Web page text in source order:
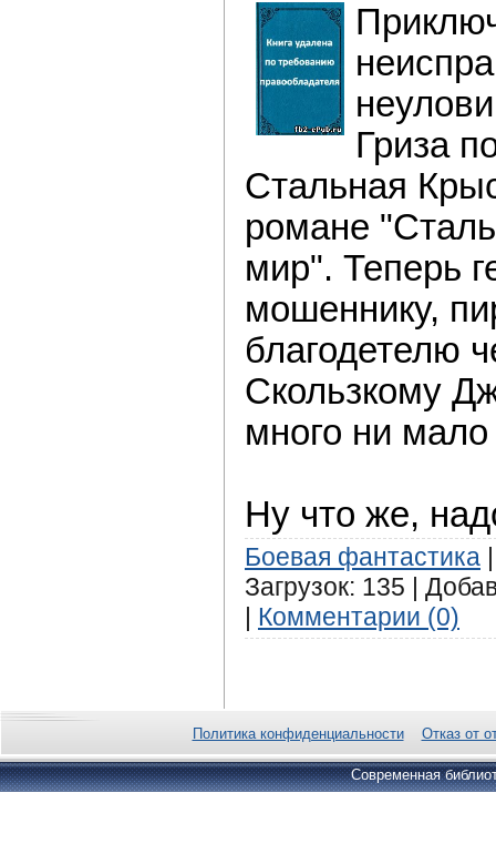
Гриза
Стальная
романе
мир". Теперь
мошеннику,
благодетелю
Скользкому
много ни
Ну что же,
Боевая фантастика
Загрузок: 135 |
| Комментарии (0)
Политика конфиденциальности Отказ от
Современная